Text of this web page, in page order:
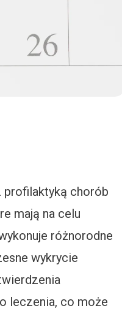
profilaktyką chorób
mają na celu
różnorodne
wykrycie
leczenia, co może